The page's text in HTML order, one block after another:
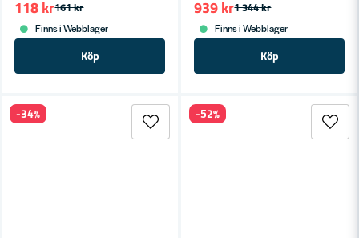
161 kr
118 kr
Finns i Webblager
Köp
1 344 kr
939 kr
Finns i Webblager
Köp
-34% -52%